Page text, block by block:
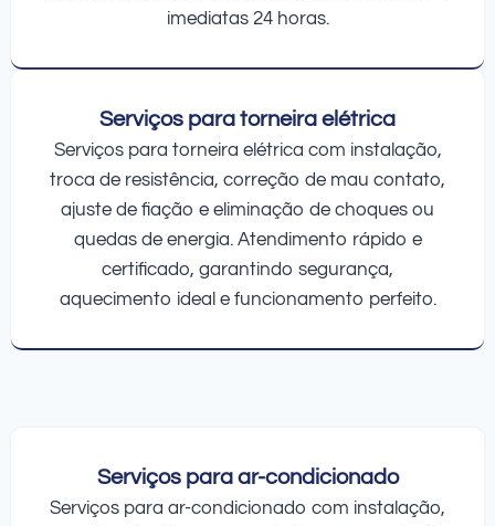
imediatas 24 horas.
Serviços para torneira elétrica
Serviços para torneira elétrica com instalação,
troca de resistência, correção de mau contato,
ajuste de fiação e eliminação de choques ou
quedas de energia. Atendimento rápido e
certificado, garantindo segurança,
aquecimento ideal e funcionamento perfeito.
Serviços para ar-condicionado
Serviços para ar-condicionado com instalação,